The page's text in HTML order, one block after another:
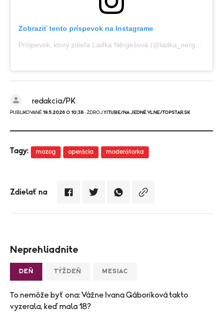
Zobraziť tento príspevok na Instagrame
Príspevok, ktorý zdieľa Laďka Něrgešová (@ladka_nergesova)
redakcia/PK
PUBLIKOVANÉ 19.5.2026 O 10:38 · ZDROJ YITUBE/NA JEDNÉ VLNE/TOPSTAR.SK
Tagy: mozog operácia moderátorka
Zdielať na
Neprehliadnite
DEŇ TÝŽDEŇ MESIAC
To nemôže byť ona: Vážne Ivana Gáboríková takto
vyzerala, keď mala 18?